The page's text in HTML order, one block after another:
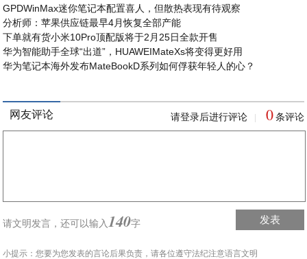
GPDWinMax迷你笔记本配置喜人，但散热表现有待观察
分析师：苹果供应链最早4月恢复全部产能
下单就有货小米10Pro顶配版将于2月25日全款开售
华为智能助手全球“出道”，HUAWEIMateXs将变得更好用
华为笔记本海外发布MateBookD系列如何俘获年轻人的心？
网友评论 请登录后进行评论 0 条评论
请文明发言，还可以输入 140字 发表
小提示：您要为您发表的言论后果负责，请各位遵守法纪注意语言文明